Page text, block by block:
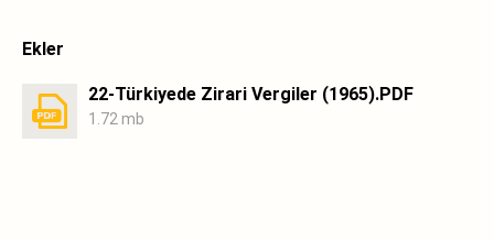
Ekler
22-Türkiyede Zirari Vergiler (1965).PDF
1.72 mb